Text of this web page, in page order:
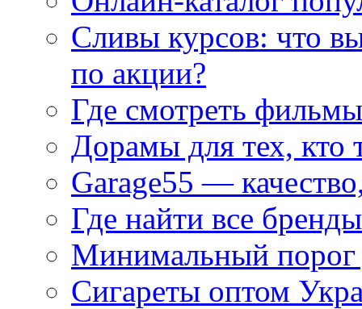
Сливы курсов: что
по акции?
Где смотреть
Дорамы для тех, кто
Garage55 —
Где найти все
Минимальный порог
Сигареты оптом